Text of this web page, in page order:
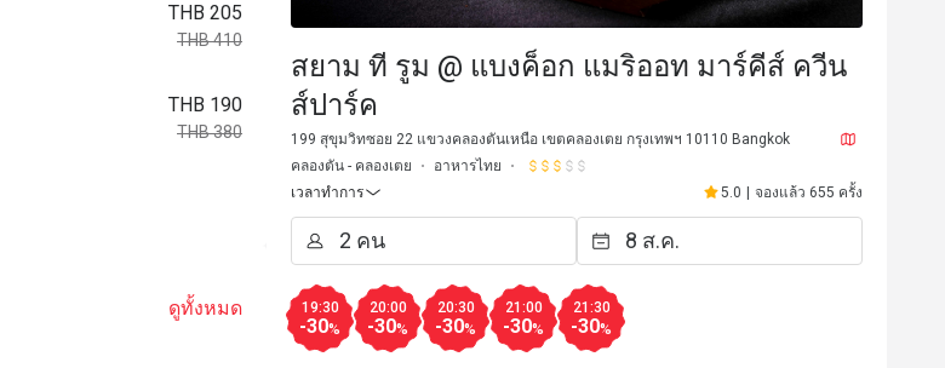
THB 205
THB 410
THB 190
THB 380
ดูทั้งหมด
สยาม ที รูม @ แบงค็อก แมริออท มาร์คีส์ ควีน
ส์ปาร์ค
199 สุขุมวิทซอย 22 แขวงคลองตันเหนือ เขตคลองเตย กรุงเทพฯ 10110 Bangkok
คลองตัน - คลองเตย
อาหารไทย
เวลาทำการ
5.0 จองแล้ว 655 ครั้ง
19:30
-30%
20:00
-30%
20:30
-30%
21:00
-30%
21:30
-30%